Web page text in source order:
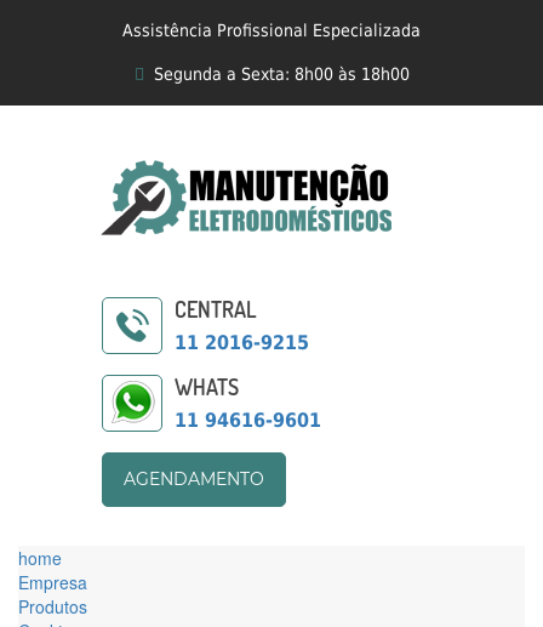
Assistência Profissional Especializada
Segunda a Sexta: 8h00 às 18h00
CENTRAL
11 2016-9215
WHATS
11 94616-9601
AGENDAMENTO
home
Empresa
Produtos